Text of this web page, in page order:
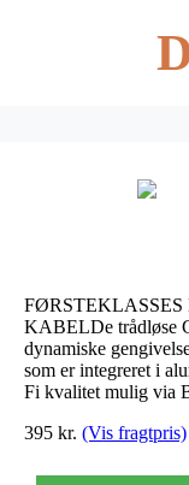
KABELDe trådløse
dynamiske
som er integreret i
Fi kvalitet mulig via
395 kr. (Vis fragtpris)